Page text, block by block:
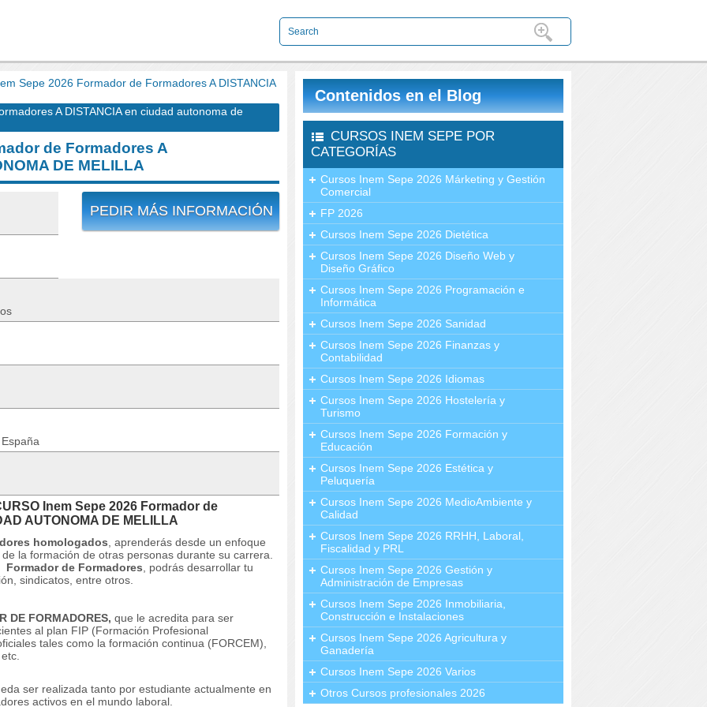
Sepe 2026 Formador de Formadores A DISTANCIA
A DISTANCIA en ciudad autonoma de
de Formadores A
DE MELILLA
PEDIR MÁS INFORMACIÓN
Inem Sepe 2026 Formador de
AUTONOMA DE MELILLA
homologados , aprenderás desde un enfoque
la formación de otras personas durante su carrera.
Formador de Formadores , podrás desarrollar tu
sindicatos, entre otros.
DE FORMADORES, que le acredita para ser
al plan FIP (Formación Profesional
tales como la formación continua (FORCEM),
ser realizada tanto por estudiante actualmente en
activos en el mundo laboral.
Contenidos en el Blog
CURSOS INEM SEPE POR
CATEGORÍAS
Cursos Inem Sepe 2026 Márketing y Gestión
Comercial
FP 2026
Cursos Inem Sepe 2026 Dietética
Cursos Inem Sepe 2026 Diseño Web y
Diseño Gráfico
Cursos Inem Sepe 2026 Programación e
Informática
Cursos Inem Sepe 2026 Sanidad
Cursos Inem Sepe 2026 Finanzas y
Contabilidad
Cursos Inem Sepe 2026 Idiomas
Cursos Inem Sepe 2026 Hostelería y
Turismo
Cursos Inem Sepe 2026 Formación y
Educación
Cursos Inem Sepe 2026 Estética y
Peluquería
Cursos Inem Sepe 2026 MedioAmbiente y
Calidad
Cursos Inem Sepe 2026 RRHH, Laboral,
Fiscalidad y PRL
Cursos Inem Sepe 2026 Gestión y
Administración de Empresas
Cursos Inem Sepe 2026 Inmobiliaria,
Construcción e Instalaciones
Cursos Inem Sepe 2026 Agricultura y
Ganadería
Cursos Inem Sepe 2026 Varios
Otros Cursos profesionales 2026